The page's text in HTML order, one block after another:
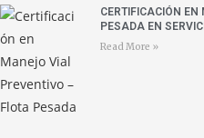
CERTIFICACIÓN
PESADA EN
Read More »